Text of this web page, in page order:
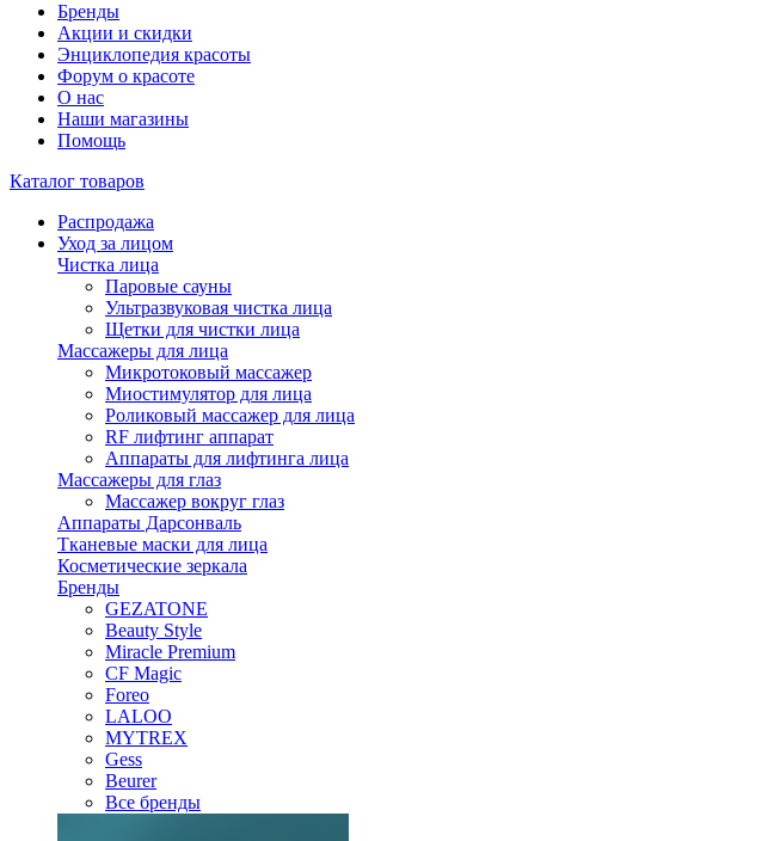
Бренды
Акции и скидки
Энциклопедия красоты
Форум о красоте
О нас
Наши магазины
Помощь
Каталог товаров
Распродажа
Уход за лицом
Чистка лица
Паровые сауны
Ультразвуковая чистка лица
Щетки для чистки лица
Массажеры для лица
Микротоковый массажер
Миостимулятор для лица
Роликовый массажер для лица
RF лифтинг аппарат
Аппараты для лифтинга лица
Массажеры для глаз
Массажер вокруг глаз
Аппараты Дарсонваль
Тканевые маски для лица
Косметические зеркала
Бренды
GEZATONE
Beauty Style
Miracle Premium
CF Magic
Foreo
LALOO
MYTREX
Gess
Beurer
Все бренды